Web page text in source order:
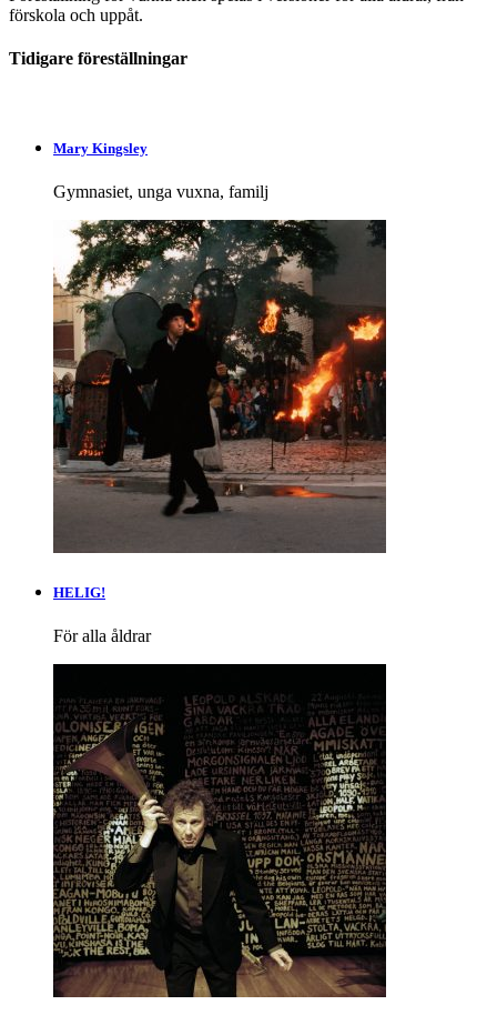
förskola och uppåt.
Tidigare föreställningar
Mary Kingsley
Gymnasiet, unga vuxna, familj
HELIG!
För alla åldrar